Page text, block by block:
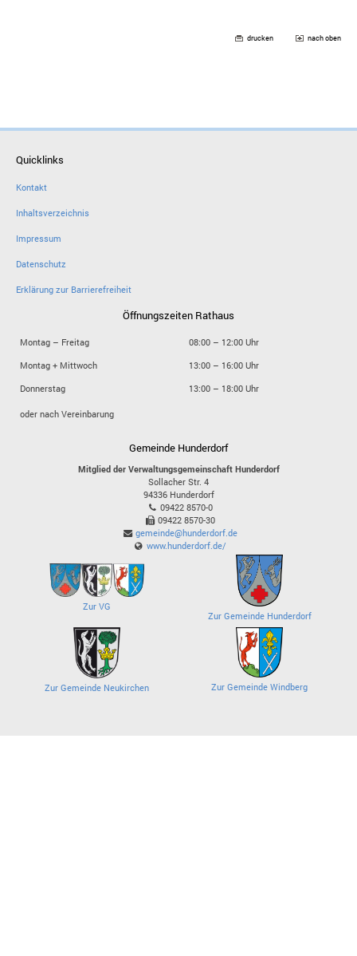
drucken nach oben
Quicklinks
Kontakt
Inhaltsverzeichnis
Impressum
Datenschutz
Erklärung zur Barrierefreiheit
Öffnungszeiten Rathaus
Montag – Freitag
08:00 – 12:00 Uhr
Montag + Mittwoch
13:00 – 16:00 Uhr
Donnerstag
13:00 – 18:00 Uhr
oder nach Vereinbarung
Gemeinde Hunderdorf
Mitglied der Verwaltungsgemeinschaft Hunderdorf
Sollacher Str. 4
94336 Hunderdorf
09422 8570-0
09422 8570-30
gemeinde@hunderdorf.de
www.hunderdorf.de/
Zur VG
Zur Gemeinde Hunderdorf
Zur Gemeinde Neukirchen Zur Gemeinde Windberg